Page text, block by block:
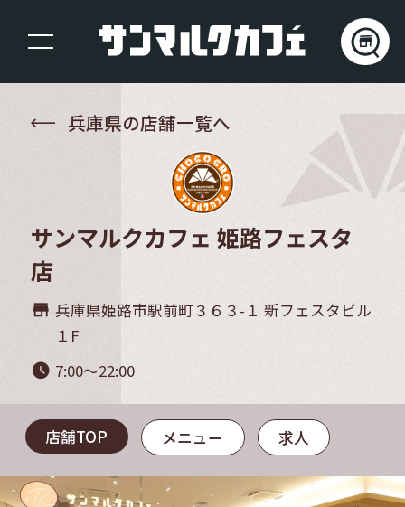
兵庫県の店舗一覧へ
サンマルクカフェ 姫路フェスタ
店
store_mall_directory 兵庫県姫路市駅前町３６３-１ 新フェスタビル
１F
watch_later 7:00～22:00
店舗TOP メニュー 求人